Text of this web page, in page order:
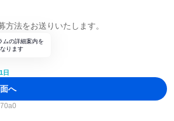
法をお送りいたします。
ムの詳細案内を
ります
日
へ